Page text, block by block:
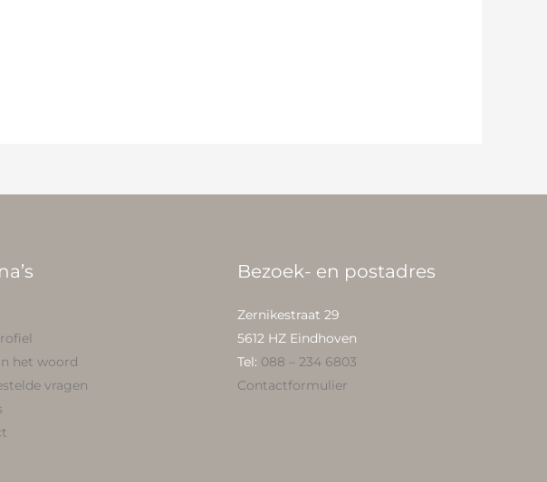
het woord
vragen
Bezoek- en postadres
Zernikestraat 29
5612 HZ Eindhoven
Tel: 088 – 234 6803
Contactformulier